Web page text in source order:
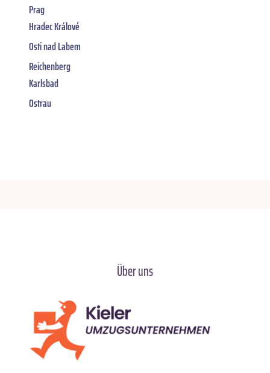
Prag
Hradec Králové
Osti nad Labem
Reichenberg
Karlsbad
Ostrau
Über uns